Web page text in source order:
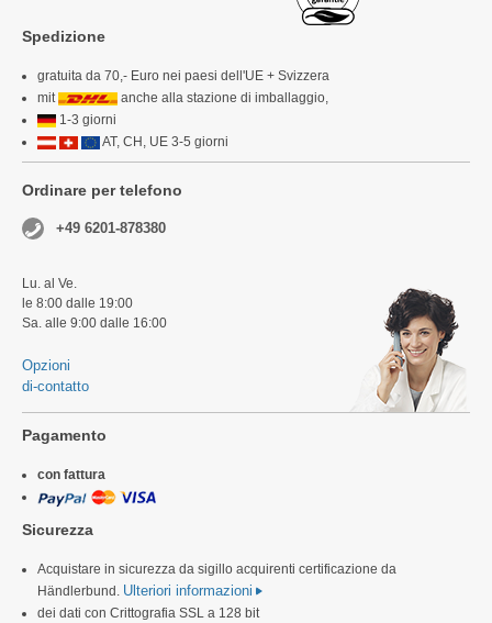
Spedizione
gratuita da 70,- Euro nei paesi dell'UE + Svizzera
mit
anche alla stazione di imballaggio,
1-3 giorni
AT, CH, UE 3-5 giorni
Ordinare per telefono
+49 6201-878380
Lu. al Ve.
le 8:00 dalle 19:00
Sa. alle 9:00 dalle 16:00
Opzioni
di-contatto
Pagamento
con fattura
Sicurezza
Acquistare in sicurezza da sigillo acquirenti certificazione da
Händlerbund. Ulteriori informazioni
dei dati con Crittografia SSL a 128 bit